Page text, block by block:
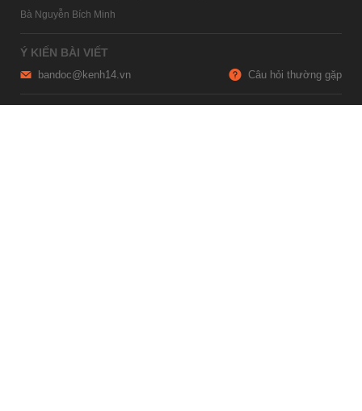
Bà Nguyễn Bích Minh
Ý KIẾN BÀI VIẾT
bandoc@kenh14.vn Câu hỏi thường gặp